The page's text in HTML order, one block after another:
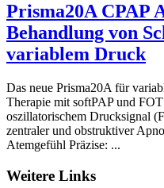
Prisma20A CPAP
Behandlung von
variablem Druck
Das neue Prisma20A für
Therapie mit softPAP und
oszillatorischem Drucksignal
zentraler und obstruktiver
Atemgefühl Präzise: ...
Weitere Links